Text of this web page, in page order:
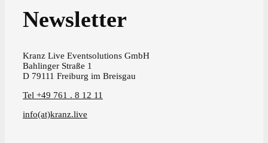
Newsletter
Kranz Live Eventsolutions GmbH
Bahlinger Straße 1
D 79111 Freiburg im Breisgau
Tel +49 761 . 8 12 11
info(at)kranz.live